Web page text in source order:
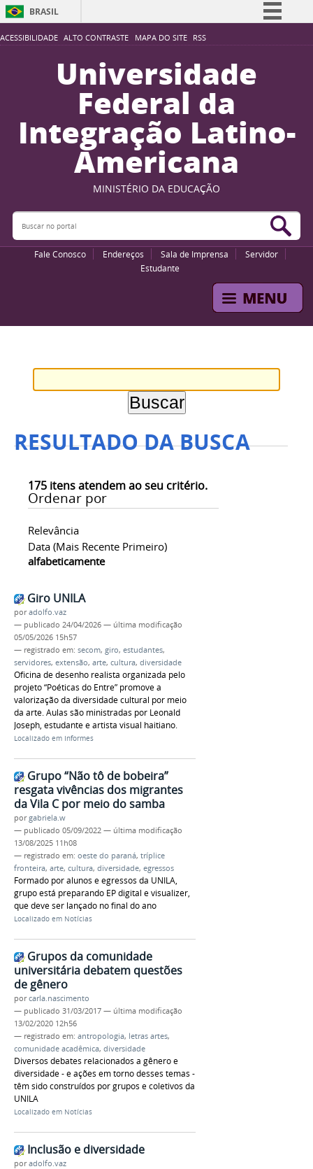
ACESSIBILIDADE ALTO CONTRASTE MAPA DO SITE RSS
BRASIL
Simplifique!
Participe
Acesso à informação
Legislação
Canais
Universidade
Federal da
Integração Latino-
Americana
MINISTÉRIO DA EDUCAÇÃO
Buscar no portal
Fale Conosco Endereços Sala de Imprensa
Servidor
Estudante
RESULTADO DA BUSCA
175 itens atendem ao seu critério.
Ordenar por
Relevância
Data (mais Recente Primeiro)
alfabeticamente
Giro UNILA
poradolfo.vaz
— publicado 24/04/2026 — última modificação
05/05/2026 15h57
— registrado em: secom, giro, estudantes,
servidores, extensão, arte, cultura, diversidade
Oficina de desenho realista organizada pelo
projeto “Poéticas do Entre” promove a
valorização da diversidade cultural por meio
da arte. Aulas são ministradas por Leonald
Joseph, estudante e artista visual haitiano.
Localizado em Informes
Grupo “Não tô de bobeira”
resgata vivências dos migrantes
da Vila C por meio do samba
porgabriela.w
— publicado 05/09/2022 — última modificação
13/08/2025 11h08
— registrado em: oeste do paraná, tríplice
fronteira, arte, cultura, diversidade, egressos
Formado por alunos e egressos da UNILA,
grupo está preparando EP digital e visualizer,
que deve ser lançado no final do ano
Localizado em Notícias
Grupos da comunidade
universitária debatem questões
de gênero
porcarla.nascimento
— publicado 31/03/2017 — última modificação
13/02/2020 12h56
— registrado em: antropologia, letras artes,
comunidade acadêmica, diversidade
Diversos debates relacionados a gênero e
diversidade - e ações em torno desses temas -
têm sido construídos por grupos e coletivos da
UNILA
Localizado em Notícias
Inclusão e diversidade
poradolfo.vaz